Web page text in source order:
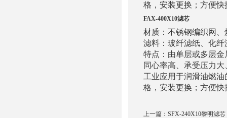
格，安装更换；方便
FAX-400X10滤芯
材质：不锈钢编织网
滤料：玻纤滤纸、化
特点：由单层或多层
同心率高、承受压力
工业应用于润滑油燃
格，安装更换；方便
上一篇： SFX-240X10黎明滤芯